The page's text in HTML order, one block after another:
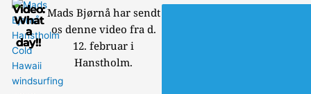
Video:
What
a
day!!
Mads Bjørnå har sendt
os denne video fra d.
12. februar i
Hanstholm.